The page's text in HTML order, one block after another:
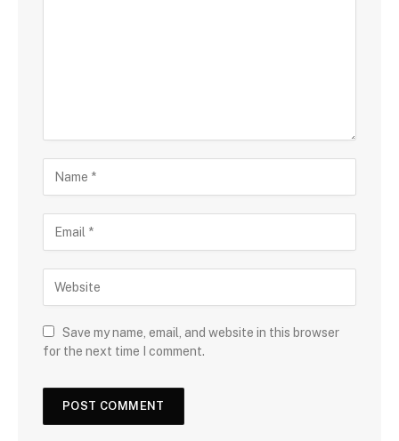
Save my name, email, and website in this browser
for the next time I comment.